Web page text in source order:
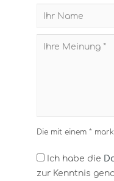
Die mit einem *
Ich habe die
zur Kenntnis